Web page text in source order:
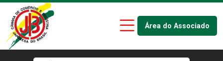
Área do Associado